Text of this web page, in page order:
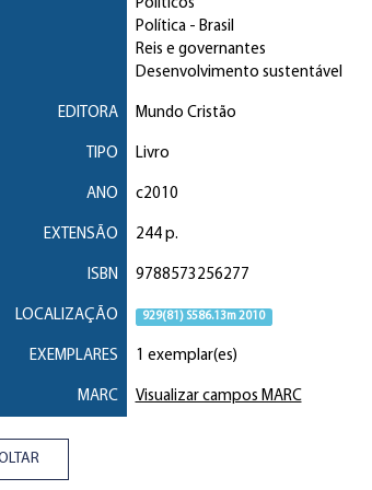
Políticos
Política- Brasil
Reis e governantes
Desenvolvimento sustentável
EDITORA Mundo Cristão
TIPO Livro
ANO c2010
EXTENSÃO 244 p.
ISBN 9788573256277
LOCALIZAÇÃO 929(81) S586.13m 2010
EXEMPLARES 1 exemplar(es)
MARC Visualizar campos MARC